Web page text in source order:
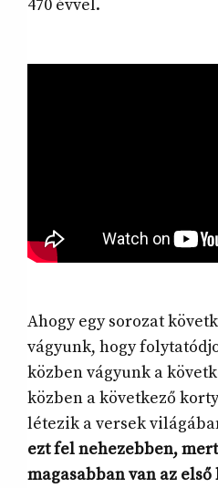
470 évvel.
Ahogy egy sorozat
vágyunk, hogy
közben vágyunk a
közben a következő
létezik a versek
ezt fel nehezebben,
magasabban van az